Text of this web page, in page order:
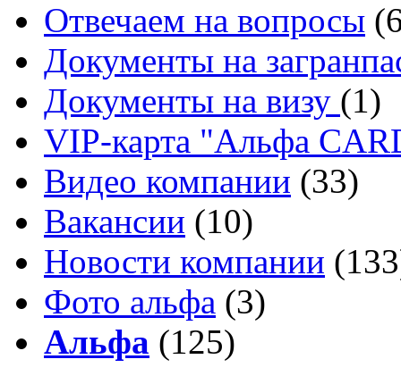
Отвечаем на вопросы
Документы на
Документы на визу (1)
VIP-карта "Альфа
Видео компании (33)
Вакансии (10)
Новости компании
Фото альфа (3)
Альфа (125)